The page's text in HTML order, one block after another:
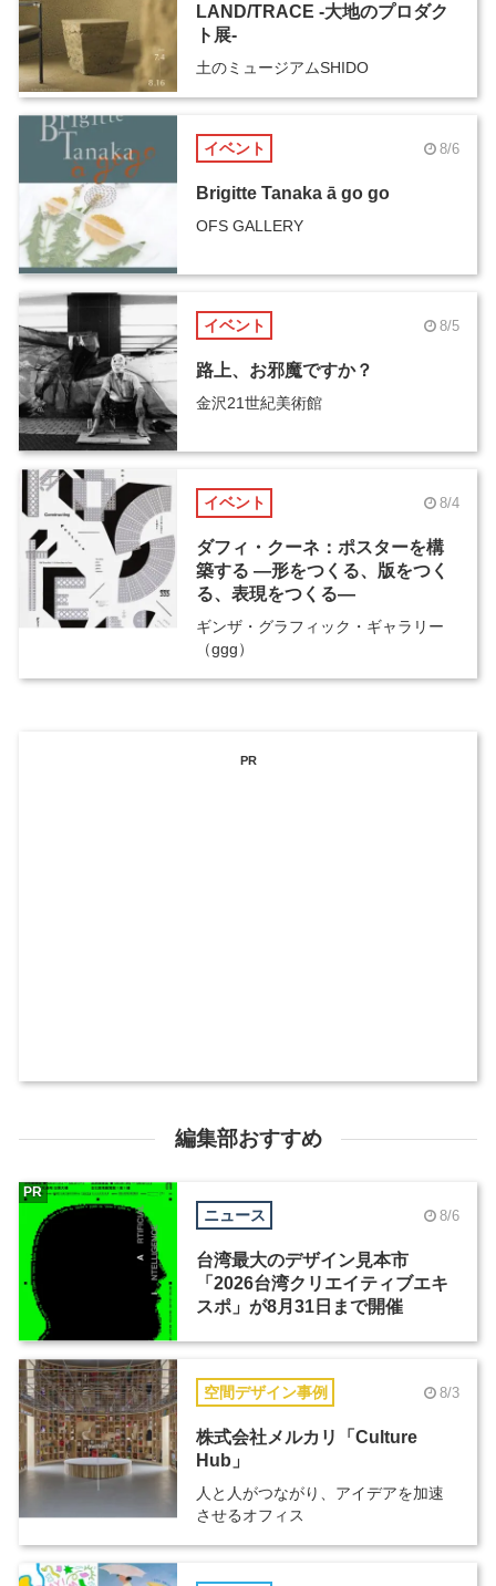
LAND/TRACE -大地のプロダク
ト展-
土のミュージアムSHIDO
イベント 8/6
Brigitte Tanaka ā go go
OFS GALLERY
イベント 8/5
路上、お邪魔ですか？
金沢21世紀美術館
イベント 8/4
ダフィ・クーネ：ポスターを構
築する ―形をつくる、版をつく
る、表現をつくる―
ギンザ・グラフィック・ギャラリー
（ggg）
PR
編集部おすすめ
ニュース 8/6
台湾最大のデザイン見本市
「2026台湾クリエイティブエキ
スポ」が8月31日まで開催
PR
空間デザイン事例 8/3
株式会社メルカリ「Culture
Hub」
人と人がつながり、アイデアを加速
させるオフィス